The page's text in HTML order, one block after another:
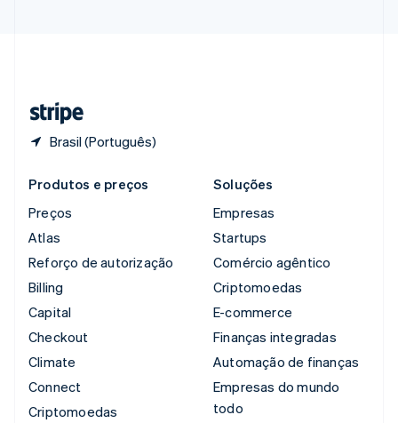
Brasil (Português)
Produtos e preços
Preços
Atlas
Reforço de autorização
Billing
Capital
Checkout
Climate
Connect
Criptomoedas
Soluções
Empresas
Startups
Comércio agêntico
Criptomoedas
E-commerce
Finanças integradas
Automação de finanças
Empresas do mundo
todo